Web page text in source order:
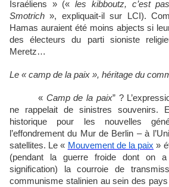
Israéliens » («les kibboutz, c’est
Smotrich », expliquait-il sur LCI).
Hamas auraient été moins abjects si
des électeurs du parti sioniste
Meretz…
Le « camp de la paix », héritage du
« Camp de la paix” ?
ne rappelait de sinistres souvenirs.
historique pour les nouvelles
l’effondrement du Mur de Berlin – à
satellites. Le « Mouvement de la paix »
(pendant la guerre froide dont on a
signification) la courroie de
communisme stalinien au sein des